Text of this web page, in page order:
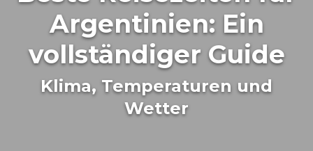
Argentinien: Ein
vollständiger Guide
Klima, Temperaturen und
Wetter